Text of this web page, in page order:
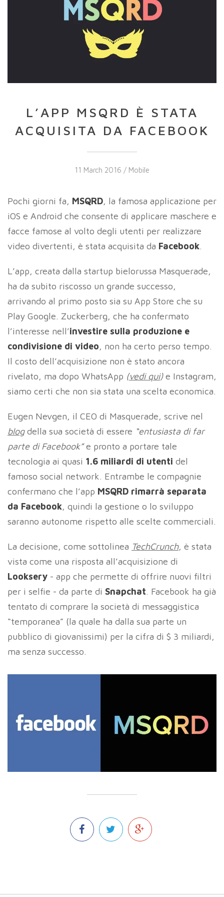
L’APP MSQRD È STATA
ACQUISITA DA FACEBOOK
11 March 2016 / Mobile
Pochi giorni fa, MSQRD, la famosa applicazione per
iOS e Android che consente di applicare maschere e
facce famose al volto degli utenti per realizzare
video divertenti, è stata acquisita da Facebook.
L’app, creata dalla startup bielorussa Masquerade,
ha da subito riscosso un grande successo,
arrivando al primo posto sia su App Store che su
Play Google. Zuckerberg, che ha confermato
l’interesse nell’investire sulla produzione e
condivisione di video, non ha certo perso tempo.
Il costo dell’acquisizione non è stato ancora
rivelato, ma dopo WhatsApp (vedi qui)e Instagram,
siamo certi che non sia stata una scelta economica.
Eugen Nevgen, il CEO di Masquerade, scrive nel
blogdella sua società di essere “entusiasta di far
parte di Facebook”e pronto a portare tale
tecnologia ai quasi 1.6 miliardi di utenti del
famoso social network. Entrambe le compagnie
confermano che l’app MSQRD rimarrà separata
da Facebook, quindi la gestione o lo sviluppo
saranno autonome rispetto alle scelte commerciali.
La decisione, come sottolinea TechCrunch, è stata
vista come una risposta all’acquisizione di
Looksery - app che permette di offrire nuovi filtri
per i selfie - da parte di Snapchat. Facebook ha già
tentato di comprare la società di messaggistica
“temporanea” (la quale ha dalla sua parte un
pubblico di giovanissimi) per la cifra di $ 3 miliardi,
ma senza successo.